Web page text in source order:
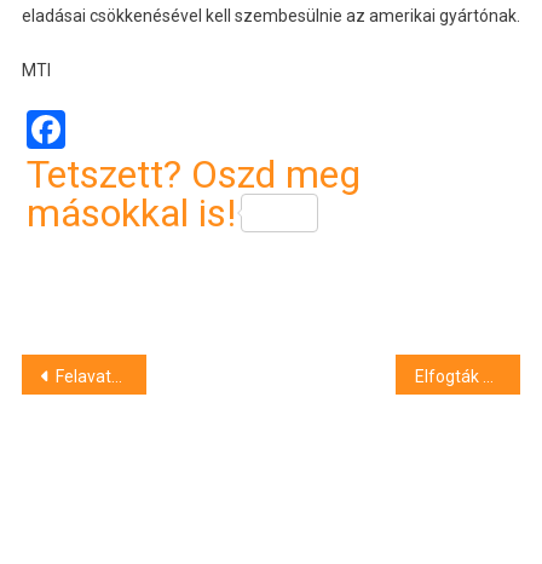
eladásai csökkenésével kell szembesülnie az amerikai gyártónak.
MTI
Facebook
Tetszett? Oszd meg
másokkal is!
Bejegyzés
Felavatták a magyar gyökerű hollywoodiak falát Budapesten